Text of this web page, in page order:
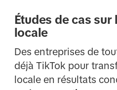
Études de cas
locale
Des entreprises de
déjà TikTok pour
locale en résultats